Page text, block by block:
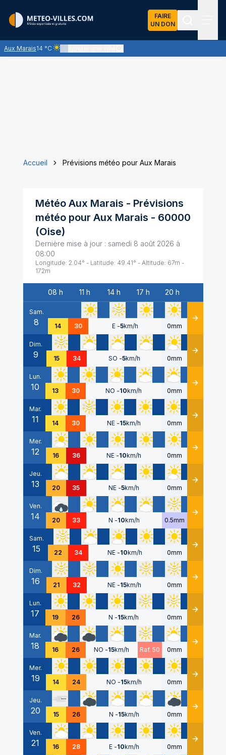
FAIRE
UN DON
Aux Marais14 °C
Ciel clair - quasiment pas de nuages et un soleil
Accueil Prévisions météo pour Aux Marais
Météo Aux Marais - Prévisions
météo pour Aux Marais - 60000
(Oise)
Dernière mise à jour : samedi 8 août 2026 à
08:00
Longitude: 2.04° - Latitude: 49.41° - Altitude: 67m -
172m
Date
08 h 11 h 14 h 17 h 20 h
Sam.
8 14 30 E -5km/h 0mm Détails
Dim.
9 15 34 SO -5km/h 0mm Détails
Lun.
10 13 30 NO -10km/h 0mm Détails
Mar.
11 14 30 NE -15km/h 0mm Détails
Mer.
12 16 36 NE -10km/h 0mm Détails
Jeu.
13 20 35 NE -5km/h 0mm Détails
Ven.
14 20 33 N -10km/h 0.5mm Détails
Sam.
15 22 34 NE -10km/h 0mm Détails
Dim.
16 21 32 NE -15km/h 0mm Détails
Lun.
17 19 26 N -15km/h 0mm Détails
Mar.
18 16 26 NO -15km/h Raf. 50 0mm Détails
Mer.
19 14 24 NO -15km/h 0mm Détails
Jeu.
20 15 26 N -15km/h 0mm Détails
Ven.
21 16 28 E -10km/h 0mm Détails